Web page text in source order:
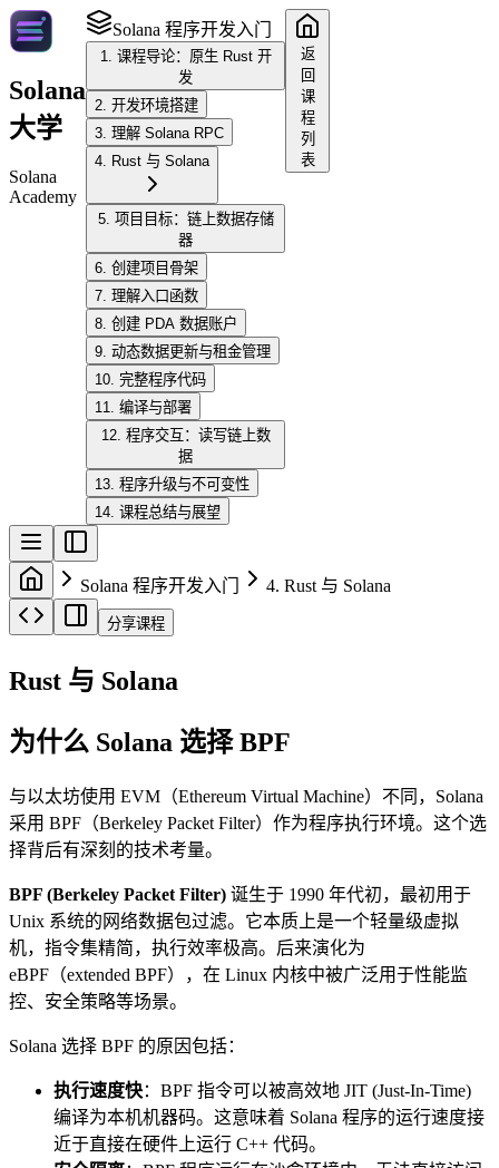
Solana
大学
Solana
Academy
Solana 程序开发入门
1. 课程导论：原生 Rust 开
发
2. 开发环境搭建
3. 理解 Solana RPC
4. Rust 与 Solana
5. 项目目标：链上数据存储
器
6. 创建项目骨架
7. 理解入口函数
8. 创建 PDA 数据账户
9. 动态数据更新与租金管理
10. 完整程序代码
11. 编译与部署
12. 程序交互：读写链上数
据
13. 程序升级与不可变性
14. 课程总结与展望
返
回
课
程
列
表
Solana 程序开发入门 4. Rust 与 Solana
分享课程
Rust 与 Solana
为什么 Solana 选择 BPF
与以太坊使用 EVM（Ethereum Virtual Machine）不同，Solana
采用 BPF（Berkeley Packet Filter）作为程序执行环境。这个选
择背后有深刻的技术考量。
BPF (Berkeley Packet Filter) 诞生于 1990 年代初，最初用于
Unix 系统的网络数据包过滤。它本质上是一个轻量级虚拟
机，指令集精简，执行效率极高。后来演化为
eBPF（extended BPF），在 Linux 内核中被广泛用于性能监
控、安全策略等场景。
Solana 选择 BPF 的原因包括：
执行速度快：BPF 指令可以被高效地 JIT (Just-In-Time)
编译为本机机器码。这意味着 Solana 程序的运行速度接
近于直接在硬件上运行 C++ 代码。